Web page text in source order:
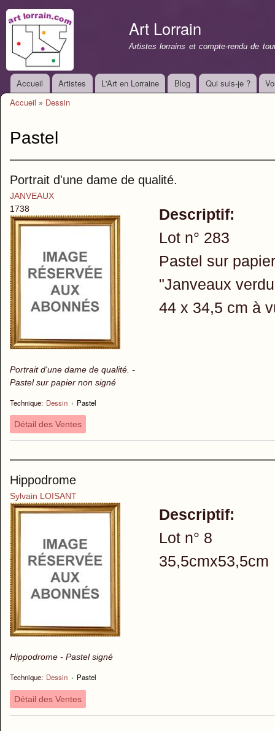
Art Lorrain
Artistes lorrains et compte-rendu de
Menu principal
Accueil Artistes L'Art en Lorraine Blog Qui suis-je ?
Accueil » Dessin
Pastel
Portrait d'une dame de qualité.
JANVEAUX
1738
Portrait d'une dame de qualité. -
Pastel sur papier non signé
Technique: Dessin › Pastel
Descriptif:
Lot n° 283
Pastel sur
"Janveaux
44 x 34,5 cm à
Détail des Ventes
Hippodrome
Sylvain LOISANT
Hippodrome - Pastel signé
Technique: Dessin › Pastel
Descriptif:
Lot n° 8
35,5cmx53,5cm
Détail des Ventes